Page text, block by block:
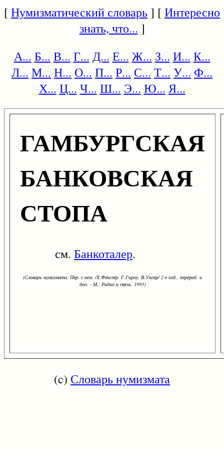
[Нумизматический словарь] [Интересно
знать, что... ]
А... Б... В... Г... Д... Е... Ж... З... И... К...
Л... М... Н... О... П... Р... С... Т... У... Ф...
Х... Ц... Ч... Ш... Э... Ю... Я...
ГАМБУРГСКАЯ
БАНКОВСКАЯ
СТОПА
см. Банкоталер.
(Словарь нумизмата: Пер. с нем. /Х.Фенглер, Г.Гироу, В.Унгер/ 2-е изд., перераб. и
доп. - М.: Радио и связь, 1993)
(c) Словарь нумизмата